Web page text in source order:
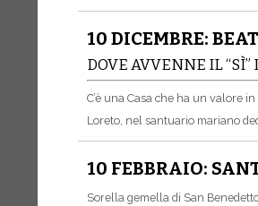
10 DICEMBRE:
DOVE AVVENNE IL “SÌ”
C’è una Casa che ha un valore
Loreto, nel santuario mariano
10 FEBBRAIO:
Sorella gemella di San